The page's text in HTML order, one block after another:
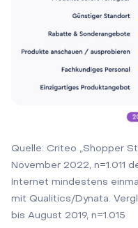
Quelle: Criteo „Shopper
November 2022, n=1.011
Internet mindestens
mit Qualitics/Dynata.
bis August 2019, n=1.015